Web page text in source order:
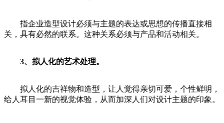
指企业造型设计必须与主题的表达或思想的传播直接相
关，具有必然的联系。这种关系必须与产品和活动相关。
3、拟人化的艺术处理。
拟人化的吉祥物和造型，让人觉得亲切可爱，个性鲜明，
给人耳目一新的视觉体验，从而加深人们对设计主题的印象。